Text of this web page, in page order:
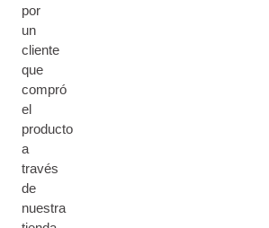
por
un
cliente
que
compró
el
producto
a
través
de
nuestra